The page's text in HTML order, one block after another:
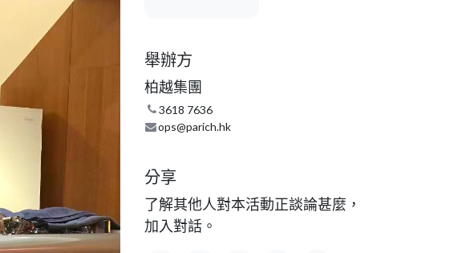
舉辦方
柏越集團
3618 7636
ops@parich.hk
分享
了解其他人對本活動正談論甚麼，
加入對話。